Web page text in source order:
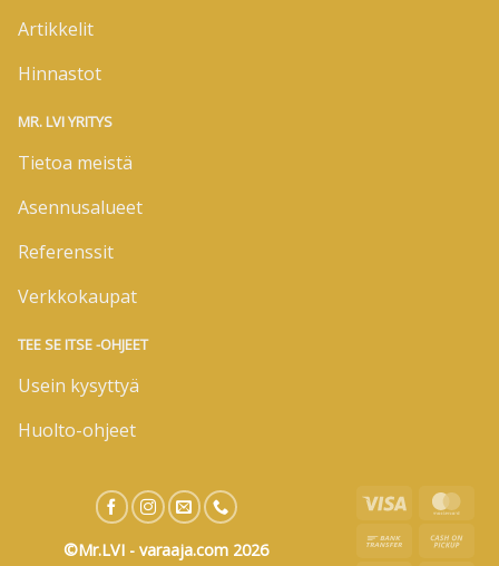
Artikkelit
Hinnastot
MR. LVI YRITYS
Tietoa meistä
Asennusalueet
Referenssit
Verkkokaupat
TEE SE ITSE -OHJEET
Usein kysyttyä
Huolto-ohjeet
©Mr.LVI - varaaja.com 2026
Visa
Bank